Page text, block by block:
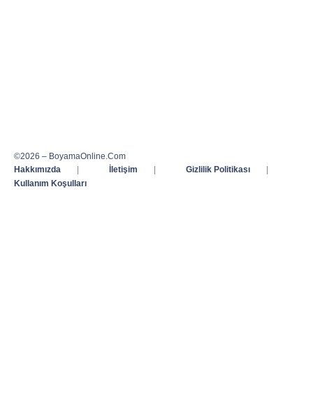
©2026 – BoyamaOnline.Com
Hakkımızda
| İletişim | Gizlilik Politikası
|
Kullanım Koşulları